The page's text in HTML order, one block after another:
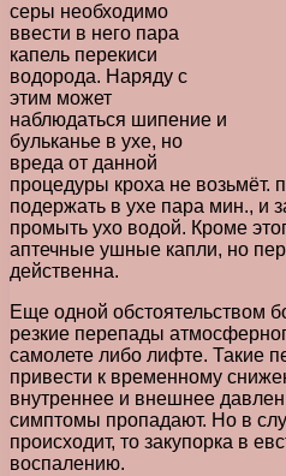
серы необходимо
ввести в него пара
капель перекиси
водорода. Наряду с
этим может
наблюдаться шипение и
бульканье в ухе, но
вреда от данной
процедуры кроха не возьмёт.
подержать в ухе пара мин., и
промыть ухо водой. Кроме
аптечные ушные капли, но
действенна.
Еще одной обстоятельством
резкие перепады
самолете либо лифте. Такие
привести к временному
внутреннее и внешнее
симптомы пропадают. Но в
происходит, то закупорка в
воспалению.